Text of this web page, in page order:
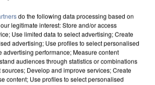
do the following data processing based on
legitimate interest: Store and/or access
Use limited data to select advertising; Create
advertising; Use profiles to select personalised
advertising performance; Measure content
audiences through statistics or combinations
Develop and improve services; Create
content; Use profiles to select personalised